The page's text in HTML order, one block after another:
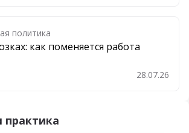
политика
как поменяется работа
28.07.26
практика